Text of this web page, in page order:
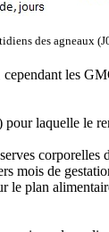
des agneaux
les
pour laquelle le
mois de
plan